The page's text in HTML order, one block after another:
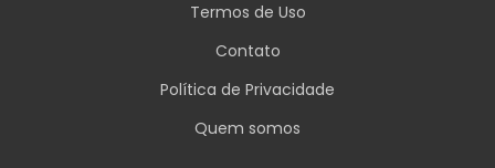
Termos de Uso
Contato
Política de Privacidade
Quem somos